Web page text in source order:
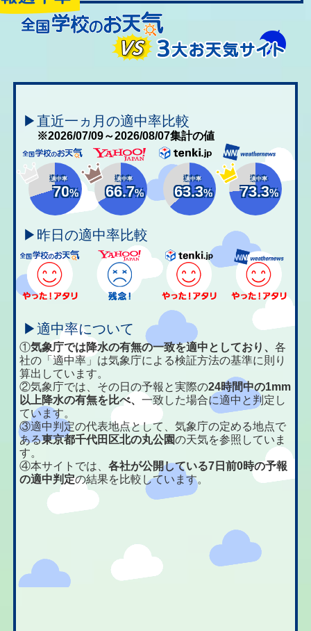
▶直近一ヵ月の適中率比較
※2026/07/09～2026/08/07集計の値
適中率
70%
適中率
66.7%
適中率
63.3%
適中率
73.3%
▶昨日の適中率比較
▶適中率について
①気象庁では降水の有無の一致を適中としており、各
社の「適中率」は気象庁による検証方法の基準に則り
算出しています。
②気象庁では、その日の予報と実際の24時間中の1mm
以上降水の有無を比べ、一致した場合に適中と判定し
ています。
③適中判定の代表地点として、気象庁の定める地点で
ある東京都千代田区北の丸公園の天気を参照していま
す。
④本サイトでは、各社が公開している7日前0時の予報
の適中判定の結果を比較しています。